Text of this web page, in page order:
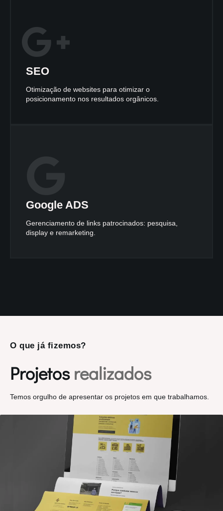
SEO
Otimização de websites para otimizar o
posicionamento nos resultados orgânicos.
Google ADS
Gerenciamento de links patrocinados: pesquisa,
display e remarketing.
O que já fizemos?
Projetosrealizados
Temos orgulho de apresentar os projetos em que trabalhamos.